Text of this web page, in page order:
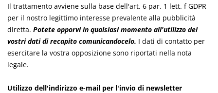
Il trattamento avviene sulla base dell'art. 6 par. 1 lett. f GDPR
per il nostro legittimo interesse prevalente alla pubblicità
diretta. Potete opporvi in qualsiasi momento all'utilizzo dei
vostri dati di recapito comunicandocelo. I dati di contatto per
esercitare la vostra opposizione sono riportati nella nota
legale.
Utilizzo dell'indirizzo e-mail per l'invio di newsletter